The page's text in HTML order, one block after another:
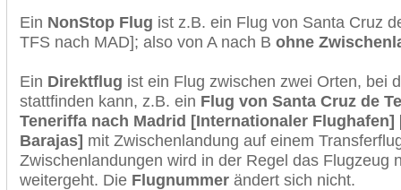
Ein NonStop Flug ist z.B. ein Flug von Santa Cruz
TFS nach MAD]; also von A nach B ohne
Ein Direktflug ist ein Flug zwischen zwei Orten, bei
stattfinden kann, z.B. ein Flug von Santa Cruz de
Teneriffa nach Madrid [Internationaler
Barajas] mit Zwischenlandung auf einem
Zwischenlandungen wird in der Regel das Flugzeug
weitergeht. Die Flugnummer ändert sich nicht.